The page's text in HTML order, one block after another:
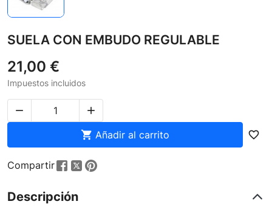
SUELA CON EMBUDO REGULABLE
21,00 €
Impuestos incluidos


 Añadir al carrito favorite_border
Compartir
Descripción